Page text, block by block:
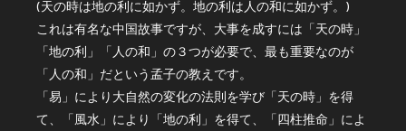
(天の時は地の利に如かず。地の利は人の和に如かず。)
これは有名な中国故事ですが、大事を成すには「天の時」
「地の利」「人の和」の３つが必要で、最も重要なのが
「人の和」だという孟子の教えです。
「易」により大自然の変化の法則を学び「天の時」を得
て、「風水」により「地の利」を得て、「四柱推命」によ